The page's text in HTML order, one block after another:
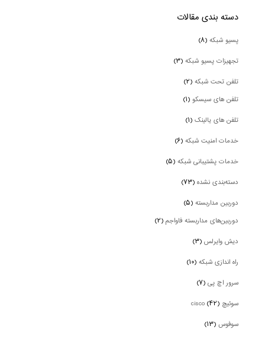
دسته بندی‌ مقالات
پسیو شبکه(۸)
تجهیزات پسیو شبکه(۳)
تلفن تحت شبکه(۲)
تلفن های سیسکو(۱)
تلفن های یالینک(۱)
خدمات امنیت شبکه(۶)
خدمات پشتیبانی شبکه(۵)
دسته‌بندی نشده(۷۳)
دوربین‌ مداربسته(۵)
دوربین‌های مداربسته فاواجم(۲)
دیش وایرلس(۳)
راه اندازی شبکه(۱۰)
سرور اچ پی(۷)
سوئیچ cisco (۴۲)
سوفوس(۱۳)